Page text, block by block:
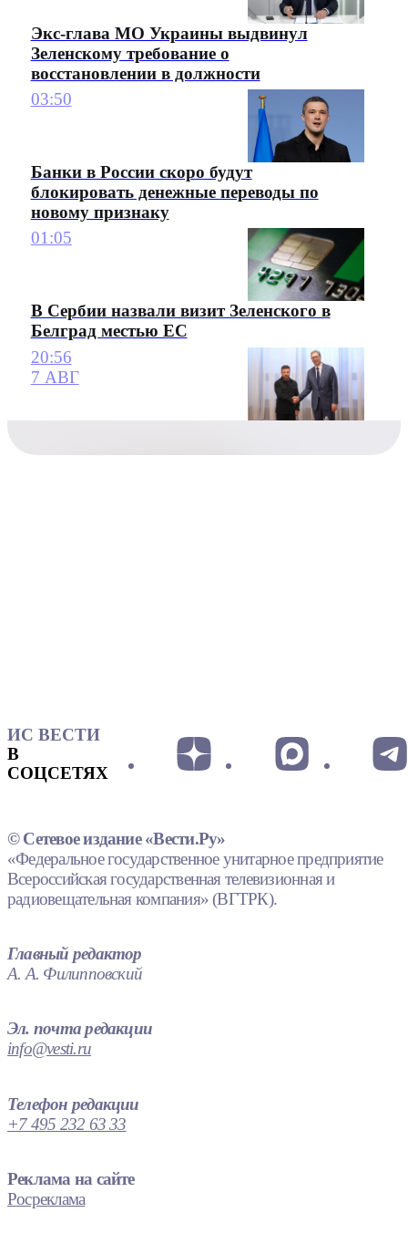
Экс-глава МО Украины выдвинул
Зеленскому требование о
восстановлении в должности
03:50
Банки в России скоро будут
блокировать денежные переводы по
новому признаку
01:05
В Сербии назвали визит Зеленского в
Белград местью ЕС
20:56
7 АВГ
ИС ВЕСТИ
В
СОЦСЕТЯХ
© Сетевое издание «Вести.Ру»
«Федеральное государственное унитарное предприятие
Всероссийская государственная телевизионная и
радиовещательная компания» (ВГТРК).
Главный редактор
А. А. Филипповский
Эл. почта редакции
info@vesti.ru
Телефон редакции
+7 495 232 63 33
Реклама на сайте
Росреклама